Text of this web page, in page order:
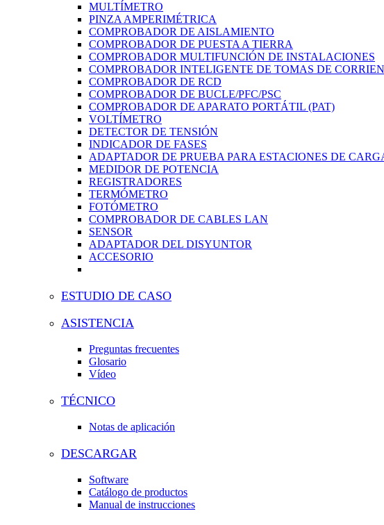
MULTÍMETRO
PINZA AMPERIMÉTRICA
COMPROBADOR DE AISLAMIENTO
COMPROBADOR DE PUESTA A TIERRA
COMPROBADOR MULTIFUNCIÓN DE INSTALACIONES
COMPROBADOR INTELIGENTE DE TOMAS DE
COMPROBADOR DE RCD
COMPROBADOR DE BUCLE/PFC/PSC
COMPROBADOR DE APARATO PORTÁTIL (PAT)
VOLTÍMETRO
DETECTOR DE TENSIÓN
INDICADOR DE FASES
ADAPTADOR DE PRUEBA PARA ESTACIONES DE
MEDIDOR DE POTENCIA
REGISTRADORES
TERMÓMETRO
FOTÓMETRO
COMPROBADOR DE CABLES LAN
SENSOR
ADAPTADOR DEL DISYUNTOR
ACCESORIO
ESTUDIO DE CASO
ASISTENCIA
Preguntas frecuentes
Glosario
Vídeo
TÉCNICO
Notas de aplicación
DESCARGAR
Software
Catálogo de productos
Manual de instrucciones